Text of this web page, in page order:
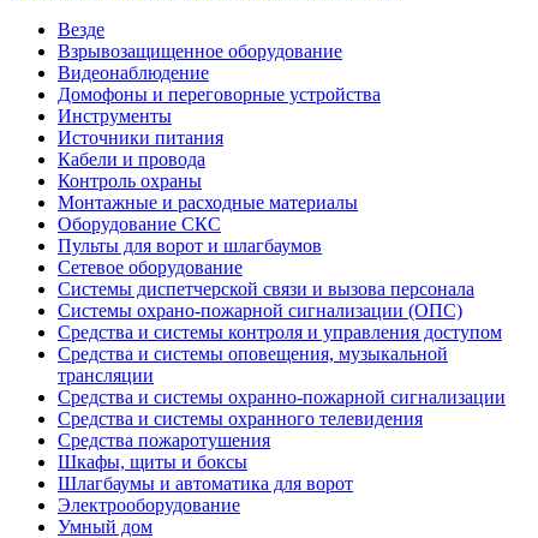
Везде
Взрывозащищенное оборудование
Видеонаблюдение
Домофоны и переговорные устройства
Инструменты
Источники питания
Кабели и провода
Контроль охраны
Монтажные и расходные материалы
Оборудование СКС
Пульты для ворот и шлагбаумов
Сетевое оборудование
Системы диспетчерской связи и вызова персонала
Системы охрано-пожарной сигнализации (ОПС)
Средства и системы контроля и управления доступом
Средства и системы оповещения, музыкальной
трансляции
Средства и системы охранно-пожарной сигнализации
Средства и системы охранного телевидения
Средства пожаротушения
Шкафы, щиты и боксы
Шлагбаумы и автоматика для ворот
Электрооборудование
Умный дом